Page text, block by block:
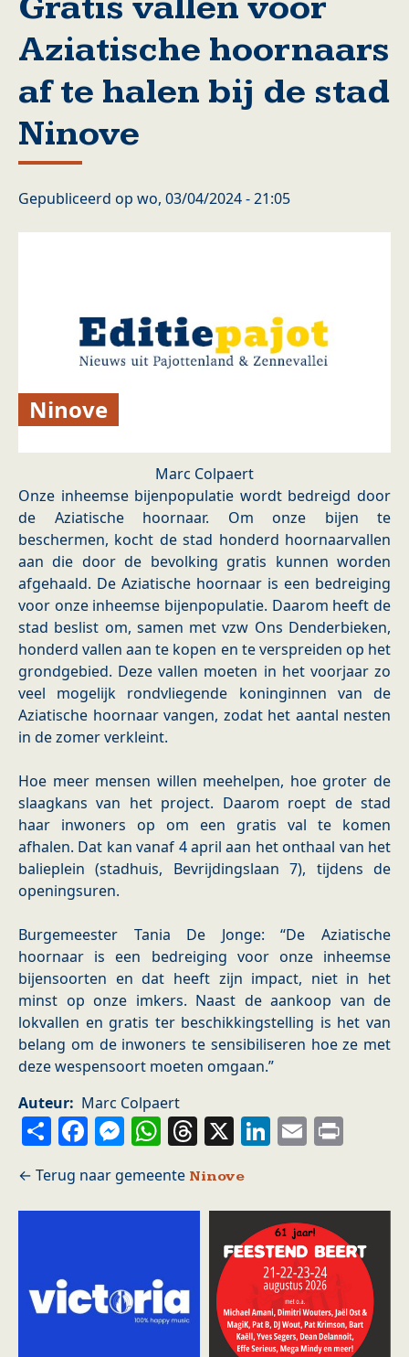
Aziatische hoornaars
af te halen bij de stad
Ninove
Gepubliceerd op wo, 03/04/2024 - 21:05
Ninove
Marc Colpaert
Onze inheemse bijenpopulatie wordt bedreigd door
de Aziatische hoornaar. Om onze bijen te
beschermen, kocht de stad honderd hoornaarvallen
aan die door de bevolking gratis kunnen worden
afgehaald. De Aziatische hoornaar is een bedreiging
voor onze inheemse bijenpopulatie. Daarom heeft de
stad beslist om, samen met vzw Ons Denderbieken,
honderd vallen aan te kopen en te verspreiden op het
grondgebied. Deze vallen moeten in het voorjaar zo
veel mogelijk rondvliegende koninginnen van de
Aziatische hoornaar vangen, zodat het aantal nesten
in de zomer verkleint.
Hoe meer mensen willen meehelpen, hoe groter de
slaagkans van het project. Daarom roept de stad
haar inwoners op om een gratis val te komen
afhalen. Dat kan vanaf 4 april aan het onthaal van het
balieplein (stadhuis, Bevrijdingslaan 7), tijdens de
openingsuren.
Burgemeester Tania De Jonge: “De Aziatische
hoornaar is een bedreiging voor onze inheemse
bijensoorten en dat heeft zijn impact, niet in het
minst op onze imkers. Naast de aankoop van de
lokvallen en gratis ter beschikkingstelling is het van
belang om de inwoners te sensibiliseren hoe ze met
deze wespensoort moeten omgaan.”
Auteur
Marc Colpaert
ShareFacebook
Messenger
WhatsApp
Threads
X LinkedIn
Email
Ninove